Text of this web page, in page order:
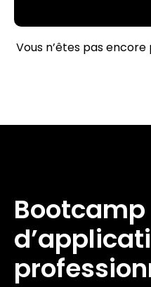
Vous n’êtes pas
Bootcamp